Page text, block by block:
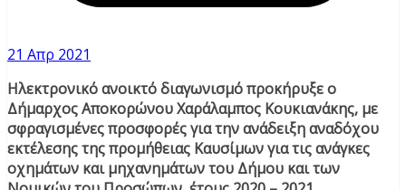
21 Απρ 2021
Ηλεκτρονικό ανοικτό διαγωνισμό προκήρυξε ο
Δήμαρχος Αποκορώνου Χαράλαμπος Κουκιανάκης, με
σφραγισμένες προσφορές για την ανάδειξη αναδόχου
εκτέλεσης της προμήθειας Καυσίμων για τις ανάγκες
οχημάτων και μηχανημάτων του Δήμου και των